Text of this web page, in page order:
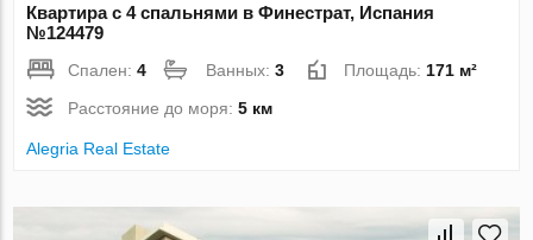
Квартира с 4 спальнями в Финестрат, Испания
№124479
Спален:4 Ванных:3 Площадь: 171 м²
Расстояние до моря:5 км
Alegria Real Estate